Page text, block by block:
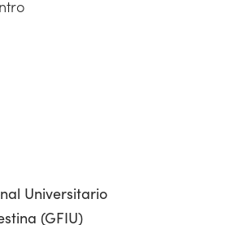
Universitario
(GFIU)